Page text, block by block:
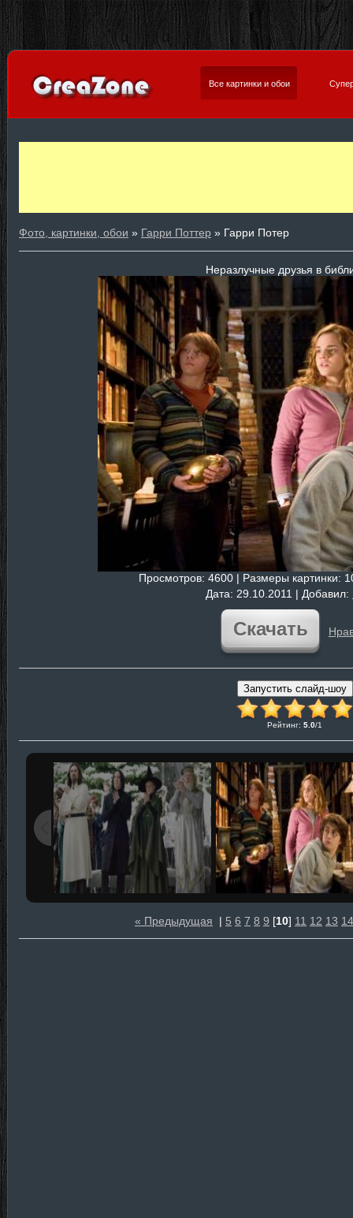
Все картинки и обои
Фото, картинки, обои » Гарри Поттер » Гарри Потер
Неразлучные друзья в
Просмотров: 4600 | Размеры картинки:
Дата: 29.10.2011 | Добавил:
Скачать
Рейтинг: 5.0/1
« Предыдущая | 5 6 7 8 9 [10] 11 12 13 14